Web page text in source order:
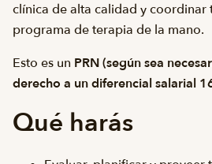
clínica de alta calidad y coordinar
programa de terapia de la mano.
Esto es un PRN (según sea
derecho a un diferencial salarial
Qué harás